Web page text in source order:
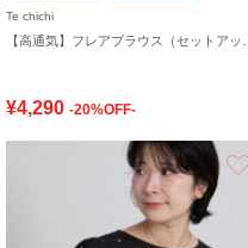
Te chichi
¥4,290 -20%OFF-